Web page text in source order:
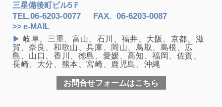
TEL.06-6203-0077 FAX. 06-6203-0087
三星備後町ビル5Ｆ
>> e-MAIL
▶岐阜、三重、富山、石川、福井、大阪、京都、滋
賀、奈良、和歌山、兵庫、岡山、鳥取、島根、広
島、山口、香川、徳島、愛媛、高知、福岡、佐賀、
長崎、大分、熊本、宮崎、鹿児島、沖縄
お問合せフォームはこちら